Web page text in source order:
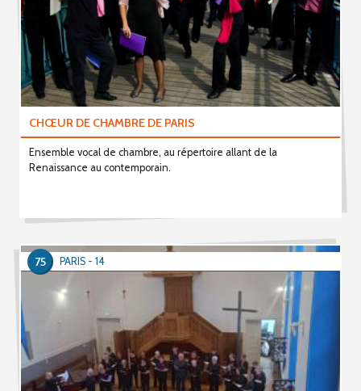
CHŒUR DE CHAMBRE DE PARIS
Ensemble vocal de chambre, au répertoire allant de la
Renaissance au contemporain.
PARIS - 14
75